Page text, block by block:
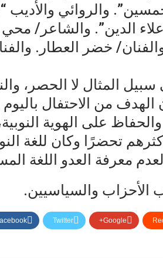
والروائي والأديب
الدين”. والشاعر/ محي
خضر العطار.
المثال لا الحصر،
الهدف من الاحتفال باليوم
على الهوية
تحضرًا وكان للغة
والسياسيين.
Twitter Google+